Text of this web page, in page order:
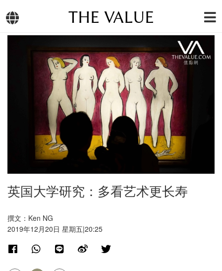
THE VALUE
英国大学研究：多看艺术更长寿
撰文：Ken NG
2019年12月20日 星期五|20:25